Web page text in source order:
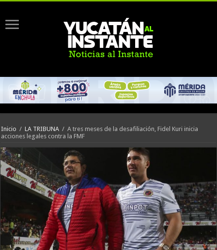
Inicio / LA TRIBUNA / A tres meses de la desafiliación, Fidel Kuri inicia
acciones legales contra la FMF